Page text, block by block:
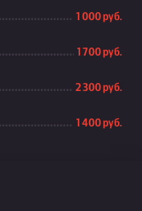
1 000 руб.
1 700 руб.
2 300 руб.
1 400 руб.